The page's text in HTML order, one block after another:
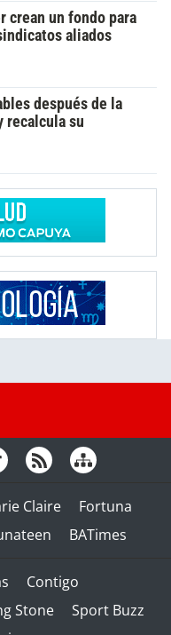
crean un fondo para
aliados
después de la
recalcula su
Claire
Fortuna
BATimes
Contigo
Stone
Sport Buzz